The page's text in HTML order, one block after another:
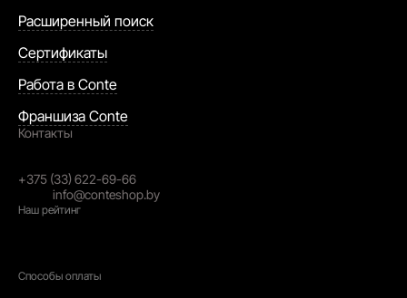
Расширенный поиск
Сертификаты
Работа в Conte
Франшиза Conte
Контакты
+375 (33) 622-69-66
info@conteshop.by
Наш рейтинг
Способы оплаты